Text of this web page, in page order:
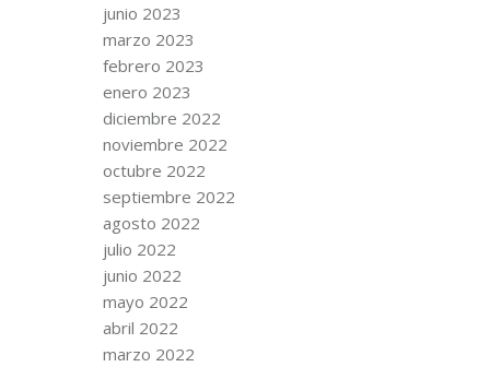
junio 2023
marzo 2023
febrero 2023
enero 2023
diciembre 2022
noviembre 2022
octubre 2022
septiembre 2022
agosto 2022
julio 2022
junio 2022
mayo 2022
abril 2022
marzo 2022